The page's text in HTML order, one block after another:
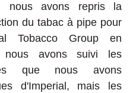
nous avons repris la
du tabac à pipe pour
Tobacco Group en
nous avons suivi les
que nous avons
d'Imperial, mais les